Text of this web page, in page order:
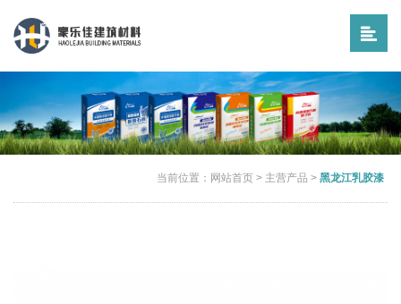
当前位置： 网站首页 > 主营产品 > 黑龙江乳胶漆